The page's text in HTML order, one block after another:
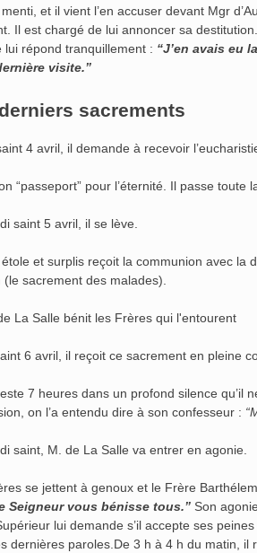
et il vient l’en accuser devant Mgr
Il est chargé de lui annoncer sa
lui répond tranquillement : “J’en avais eu
visite.”
sacrements
4 avril, il demande à recevoir
“passeport” pour l’éternité. Il passe
saint 5 avril, il se lève.
et surplis reçoit la communion avec la
(le sacrement des malades).
6 avril, il reçoit ce sacrement en pleine
7 heures dans un profond silence qu’il
on l’a entendu dire à son confesseur :
saint, M. de La Salle va entrer en agonie.
se jettent à genoux et le Frère
Seigneur vous bénisse tous.” Son
lui demande s’il accepte ses peines
dernières paroles.De 3 h à 4 h du matin,